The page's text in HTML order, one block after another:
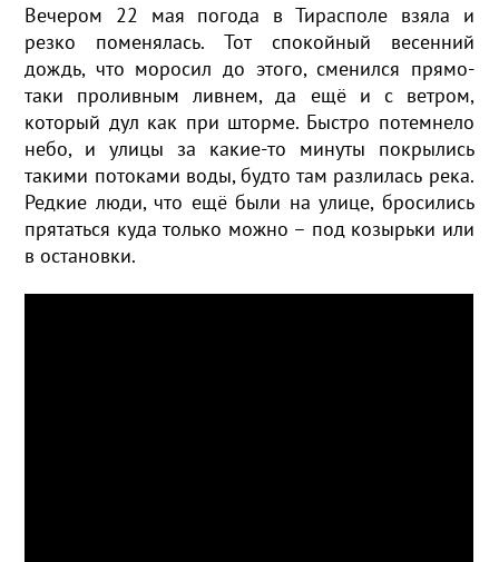
Вечером 22 мая погода в Тирасполе взяла и
резко поменялась. Тот спокойный весенний
дождь, что моросил до этого, сменился прямо-
таки проливным ливнем, да ещё и с ветром,
который дул как при шторме. Быстро потемнело
небо, и улицы за какие-то минуты покрылись
такими потоками воды, будто там разлилась река.
Редкие люди, что ещё были на улице, бросились
прятаться куда только можно – под козырьки или
в остановки.